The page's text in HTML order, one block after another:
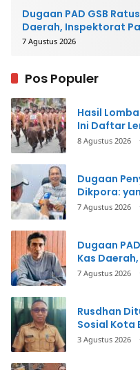
Dugaan PAD GSB
Daerah, Inspektorat
7 Agustus 2026
Pos Populer
Hasil
Ini Daftar
8 Agustus 2026
Dugaan
Dikpora:
7 Agustus 2026
Dugaan
Kas
Terkait
7 Agustus 2026
Rusdhan
Sosial Kota
3 Agustus 2026